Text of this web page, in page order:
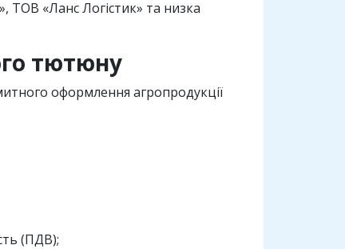
«Ланс Логістик» та низка
тютюну
оформлення агропродукції
(ПДВ);